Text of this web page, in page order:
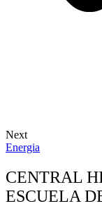
Next
Energia
CENTRAL
ESCUELA